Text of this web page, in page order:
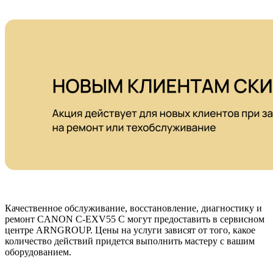
Качественное обслуживание, восстановление, диагностику и
ремонт CANON C-EXV55 C могут предоставить в сервисном
центре ARNGROUP. Цены на услуги зависят от того, какое
количество действий придется выполнить мастеру с вашим
оборудованием.